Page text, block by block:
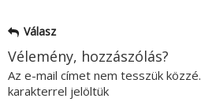
Válasz
Vélemény, hozzászólás?
Az e-mail címet nem tesszük közzé.
karakterrel jelöltük